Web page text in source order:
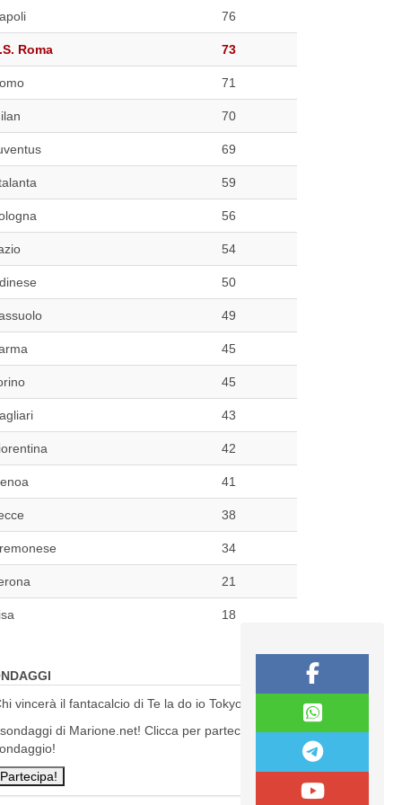
76
Roma 73
71
70
69
59
56
54
50
49
45
45
43
42
41
38
34
21
18
vincerà il fantacalcio di Te la do io Tokyo?
di Marione.net! Clicca per partecipare al